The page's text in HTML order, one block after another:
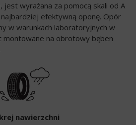
jest wyrażana za pomocą skali od A
efektywną oponę. Opór
w warunkach laboratoryjnych w
montowane na obrotowy bęben
nawierzchni